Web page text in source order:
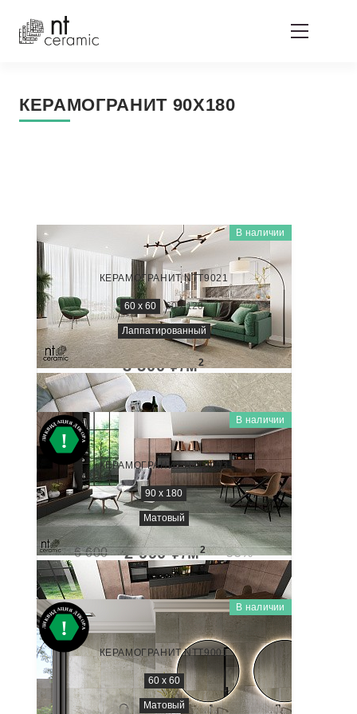
КЕРАМОГРАНИТ 90Х180
В наличии
QUANTA GREY
NS6NTT9021L
КЕРАМОГРАНИТ NTT9021
60 x 60 60 x 120
Лаппатированный
3 500 ₽/м2
В наличии
PUNK
MC918NTT9003M
КЕРАМОГРАНИТ NTT9003
90 x 180
Матовый
6 600 2 990 ₽/м2 -55%
В наличии
PUNK
MC6NTT9001M
КЕРАМОГРАНИТ NTT9001
60 x 60
Матовый